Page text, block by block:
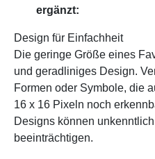
ergänzt:
Design für Einfachheit
Die geringe Größe eines
und geradliniges Design.
Formen oder Symbole, die
16 x 16 Pixeln noch
Designs können
beeinträchtigen.